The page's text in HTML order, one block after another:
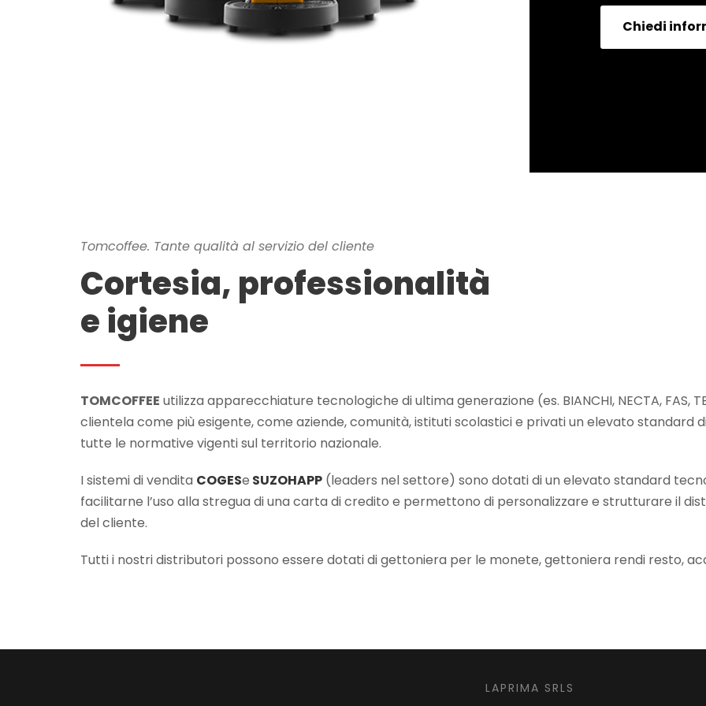
Chiedi
Tomcoffee. Tante qualità al servizio del cliente
Cortesia, professionalità
e igiene
TOMCOFFEE utilizza apparecchiature tecnologiche di ultima generazione (es. BIANCHI, NECTA, FAS,
clientela come più esigente, come aziende, comunità, istituti scolastici e privati un elevato standard
tutte le normative vigenti sul territorio nazionale.
I sistemi di vendita COGESe SUZOHAPP (leaders nel settore) sono dotati di un elevato standard
facilitarne l’uso alla stregua di una carta di credito e permettono di personalizzare e strutturare il
del cliente.
Tutti i nostri distributori possono essere dotati di gettoniera per le monete, gettoniera rendi resto,
LAPRIMA SRLS